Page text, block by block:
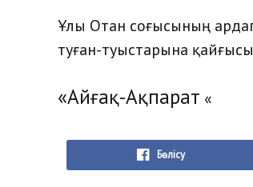
Ұлы Отан соғысының
туған-туыстарына
«Айғақ-Ақпарат «
Бөлісу